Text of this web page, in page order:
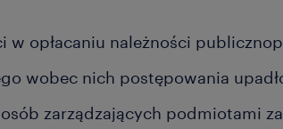
w opłacaniu należności
wobec nich postępowania
zarządzających podmiotami